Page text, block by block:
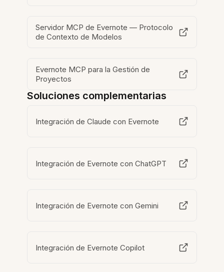
Servidor MCP de Evernote — Protocolo
de Contexto de Modelos
Evernote MCP para la Gestión de
Proyectos
Soluciones complementarias
Integración de Claude con Evernote
Integración de Evernote con ChatGPT
Integración de Evernote con Gemini
Integración de Evernote Copilot